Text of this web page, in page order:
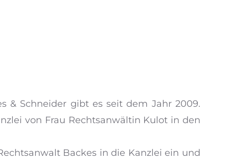
& Schneider gibt es seit dem Jahr 2009.
von Frau Rechtsanwältin Kulot in den
Backes in die Kanzlei ein und